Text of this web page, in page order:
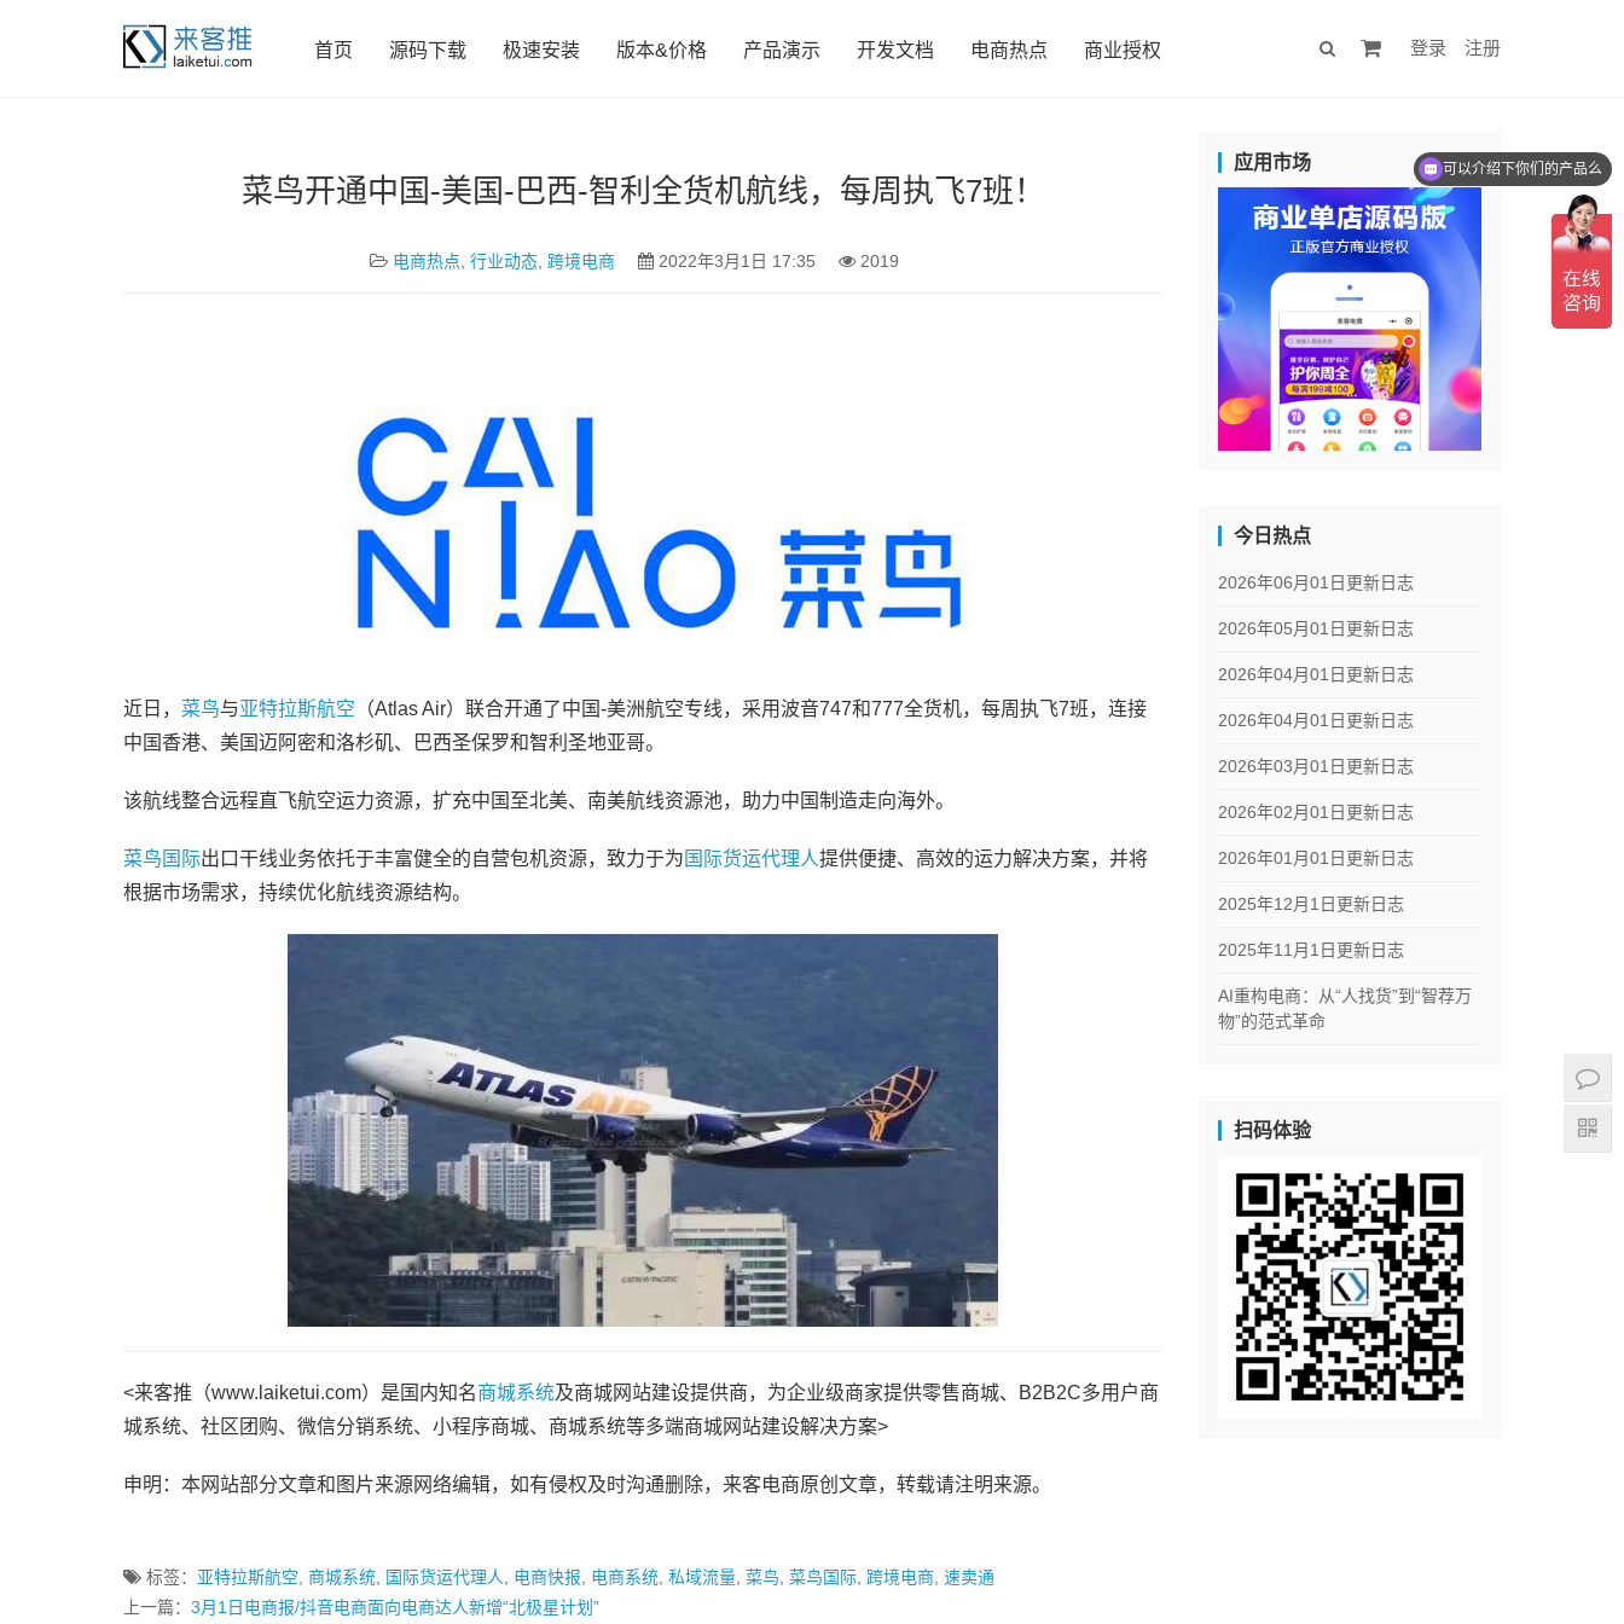
首页 源码下载 极速安装 版本&价格 产品演示 开发文档 电商热点 商业授权 登录 注册
菜鸟开通中国-美国-巴西-智利全货机航线，每周执飞7班！
电商热点 行业动态, 跨境电商 2022年3月1日 17:35 2019
近日， 菜鸟与亚特拉斯航空 （Atlas Air）联合开通了中国-美洲航空专线，采用波音747和777全货机，每周执飞7班，连接
中国香港、美国迈阿密和洛杉矶、巴西圣保罗和智利圣地亚哥。
该航线整合远程直飞航空运力资源，扩充中国至北美、南美航线资源池，助力中国制造走向海外。
菜鸟国际出口干线业务依托于丰富健全的自营包机资源，致力于为 国际货运代理人提供便捷、高效的运力解决方案，并将
根据市场需求，持续优化航线资源结构。
<来客推（www.laiketui.com）是国内知名商城系统及商城网站建设提供商，为企业级商家提供零售商城、B2B2C多用户商
城系统、社区团购、微信分销系统、小程序商城、商城系统等多端商城网站建设解决方案>
申明：本网站部分文章和图片来源网络编辑，如有侵权及时沟通删除，来客电商原创文章，转载请注明来源。
标签： 亚特拉斯航空 商城系统 国际货运代理人 电商快报 电商系统 私域流量 菜鸟 菜鸟国际 跨境电商 速卖通
上一篇： 3月1日电商报/抖音电商面向电商达人新增“北极星计划”
应用市场
今日热点
2026年06月01日更新日志
2026年05月01日更新日志
2026年04月01日更新日志
2026年04月01日更新日志
2026年03月01日更新日志
2026年02月01日更新日志
2026年01月01日更新日志
2025年12月1日更新日志
2025年11月1日更新日志
AI重构电商：从“人找货”到“智荐万
物”的范式革命
扫码体验
可以介绍下你们的产品么